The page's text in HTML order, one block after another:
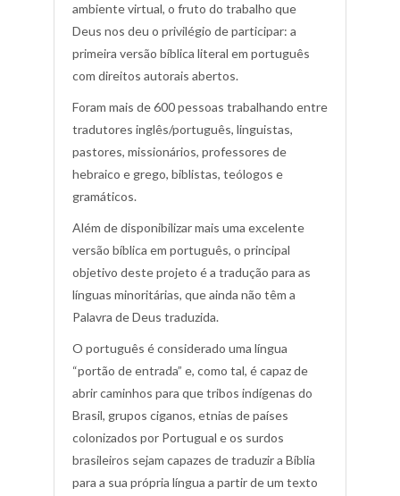
ambiente virtual, o fruto do trabalho que
Deus nos deu o privilégio de participar: a
primeira versão bíblica literal em português
com direitos autorais abertos.
Foram mais de 600 pessoas trabalhando entre
tradutores inglês/português, linguistas,
pastores, missionários, professores de
hebraico e grego, biblistas, teólogos e
gramáticos.
Além de disponibilizar mais uma excelente
versão bíblica em português, o principal
objetivo deste projeto é a tradução para as
línguas minoritárias, que ainda não têm a
Palavra de Deus traduzida.
O português é considerado uma língua
“portão de entrada” e, como tal, é capaz de
abrir caminhos para que tribos indígenas do
Brasil, grupos ciganos, etnias de países
colonizados por Portugual e os surdos
brasileiros sejam capazes de traduzir a Bíblia
para a sua própria língua a partir de um texto